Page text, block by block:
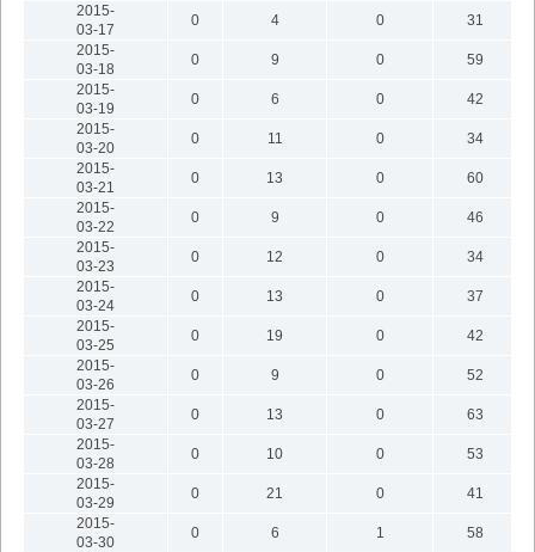
2015-
03-17
0 4 0
31
2015-
03-18
0 9 0
59
2015-
03-19
0 6 0
42
2015-
03-20
0 11 0
34
2015-
03-21
0 13 0
60
2015-
03-22
0 9 0
46
2015-
03-23
0 12 0
34
2015-
03-24
0 13 0
37
2015-
03-25
0 19 0
42
2015-
03-26
0 9 0
52
2015-
03-27
0 13 0
63
2015-
03-28
0 10 0
53
2015-
03-29
0 21 0
41
2015-
03-30
0 6 1
58